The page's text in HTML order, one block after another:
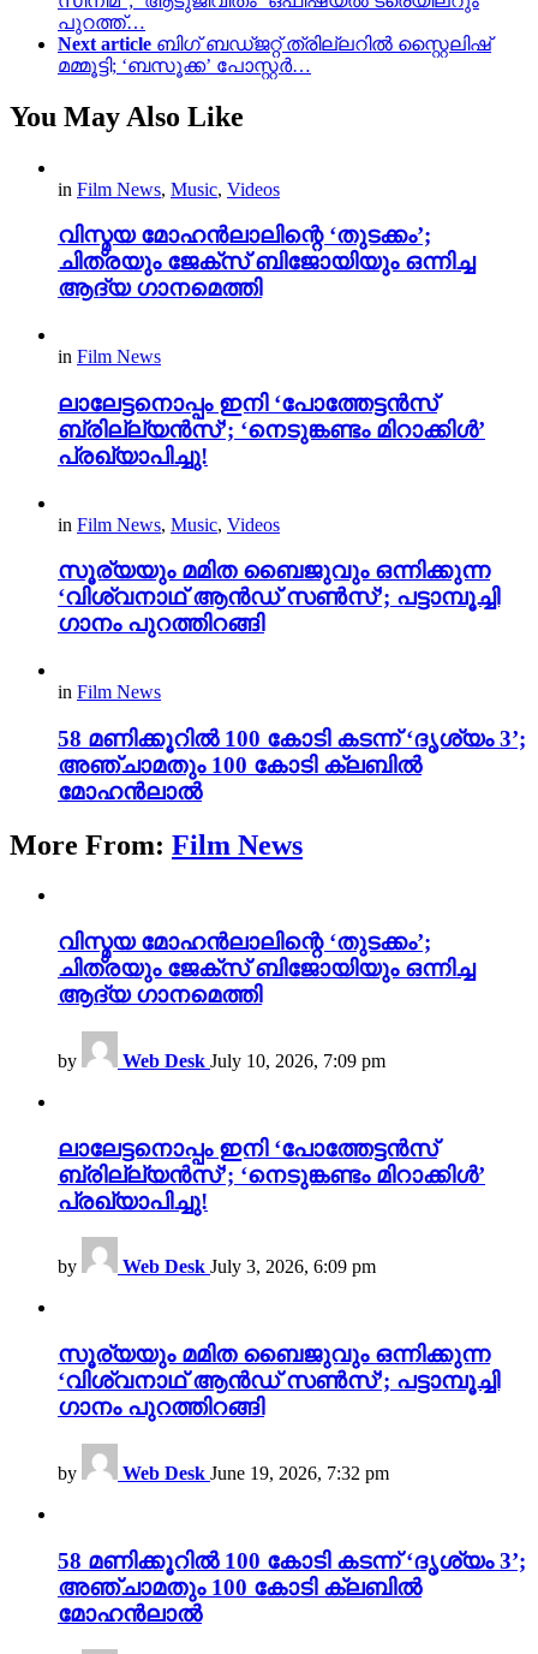
പുറത്ത്…
Next article ബിഗ് ബഡ്ജറ്റ് ത്രില്ലറിൽ സ്റ്റൈലിഷ്
മമ്മൂട്ടി; ‘ബസൂക്ക’ പോസ്റ്റർ…
You May Also Like
in Film News, Music, Videos
വിസ്മയ മോഹൻലാലിന്റെ ‘തുടക്കം’;
ചിത്രയും ജേക്സ് ബിജോയിയും ഒന്നിച്ച
ആദ്യ ഗാനമെത്തി
in Film News
ലാലേട്ടനൊപ്പം ഇനി ‘പോത്തേട്ടൻസ്
ബ്രില്ല്യൻസ്’; ‘നെടുങ്കണ്ടം മിറാക്കിൾ’
പ്രഖ്യാപിച്ചു!
in Film News, Music, Videos
സൂര്യയും മമിത ബൈജുവും ഒന്നിക്കുന്ന
‘വിശ്വനാഥ് ആൻഡ് സൺസ്’; പട്ടാമ്പൂച്ചി
ഗാനം പുറത്തിറങ്ങി
in Film News
58 മണിക്കൂറിൽ 100 കോടി കടന്ന് ‘ദൃശ്യം 3’;
അഞ്ചാമതും 100 കോടി ക്ലബിൽ
മോഹൻലാൽ
More From: Film News
വിസ്മയ മോഹൻലാലിന്റെ ‘തുടക്കം’;
ചിത്രയും ജേക്സ് ബിജോയിയും ഒന്നിച്ച
ആദ്യ ഗാനമെത്തി
by Web Desk July 10, 2026, 7:09 pm
ലാലേട്ടനൊപ്പം ഇനി ‘പോത്തേട്ടൻസ്
ബ്രില്ല്യൻസ്’; ‘നെടുങ്കണ്ടം മിറാക്കിൾ’
പ്രഖ്യാപിച്ചു!
by Web Desk July 3, 2026, 6:09 pm
സൂര്യയും മമിത ബൈജുവും ഒന്നിക്കുന്ന
‘വിശ്വനാഥ് ആൻഡ് സൺസ്’; പട്ടാമ്പൂച്ചി
ഗാനം പുറത്തിറങ്ങി
by Web Desk June 19, 2026, 7:32 pm
58 മണിക്കൂറിൽ 100 കോടി കടന്ന് ‘ദൃശ്യം 3’;
അഞ്ചാമതും 100 കോടി ക്ലബിൽ
മോഹൻലാൽ